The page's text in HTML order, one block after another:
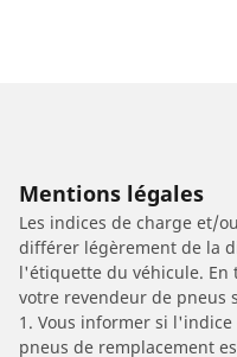
Mentions légales
Les indices de charge et/
différer légèrement de la
l'étiquette du véhicule.
votre revendeur de pneus
1. Vous informer si
pneus de remplacement